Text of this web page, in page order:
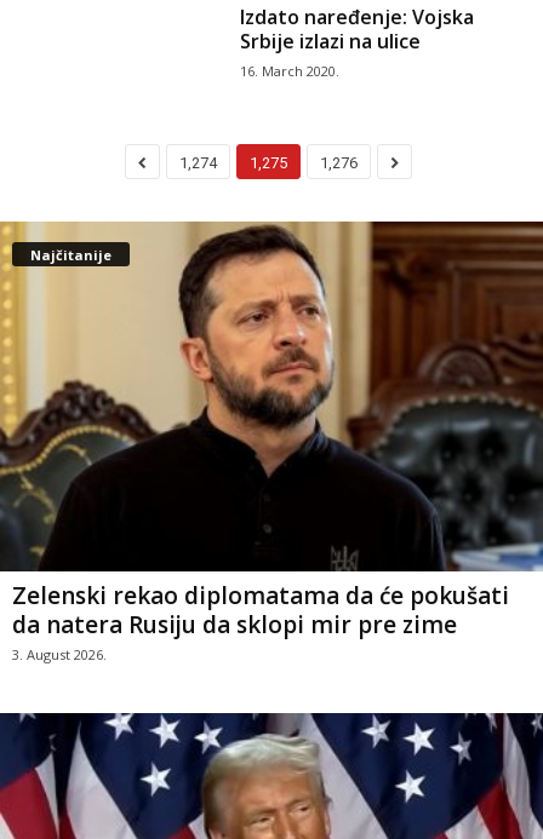
Izdato naređenje: Vojska
Srbije izlazi na ulice
16. March 2020.
1,274 1,275 1,276
Najčitanije
Zelenski rekao diplomatama da će pokušati
da natera Rusiju da sklopi mir pre zime
3. August 2026.